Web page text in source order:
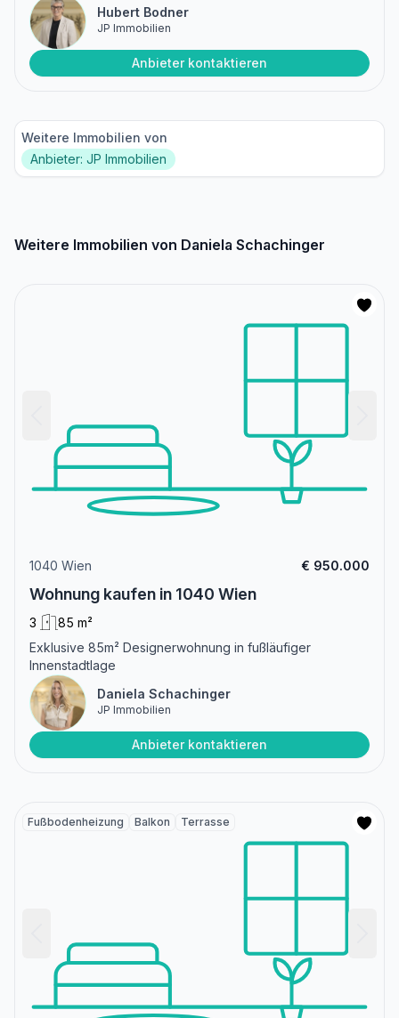
Hubert Bodner
JP Immobilien
Anbieter kontaktieren
Weitere Immobilien von
Anbieter: JP Immobilien
Weitere Immobilien von Daniela Schachinger
1040 Wien € 950.000
Wohnung kaufen in 1040 Wien
3
85 m²
Exklusive 85m² Designerwohnung in fußläufiger
Innenstadtlage
Daniela Schachinger
JP Immobilien
Anbieter kontaktieren
Fußbodenheizung Balkon Terrasse